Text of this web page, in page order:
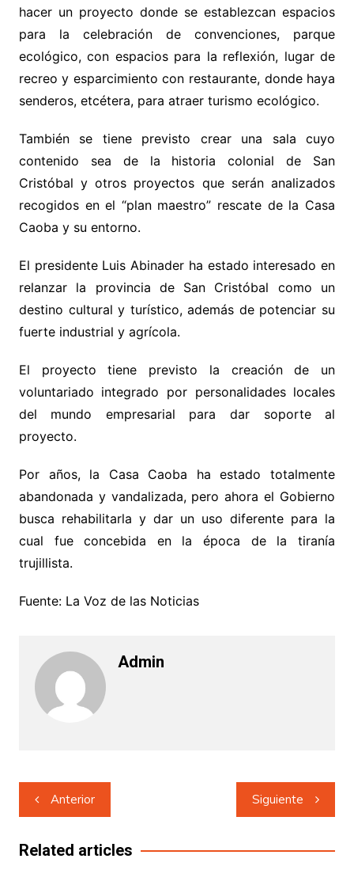
hacer un proyecto donde se establezcan espacios
para la celebración de convenciones, parque
ecológico, con espacios para la reflexión, lugar de
recreo y esparcimiento con restaurante, donde haya
senderos, etcétera, para atraer turismo ecológico.
También se tiene previsto crear una sala cuyo
contenido sea de la historia colonial de San
Cristóbal y otros proyectos que serán analizados
recogidos en el “plan maestro” rescate de la Casa
Caoba y su entorno.
El presidente Luis Abinader ha estado interesado en
relanzar la provincia de San Cristóbal como un
destino cultural y turístico, además de potenciar su
fuerte industrial y agrícola.
El proyecto tiene previsto la creación de un
voluntariado integrado por personalidades locales
del mundo empresarial para dar soporte al
proyecto.
Por años, la Casa Caoba ha estado totalmente
abandonada y vandalizada, pero ahora el Gobierno
busca rehabilitarla y dar un uso diferente para la
cual fue concebida en la época de la tiranía
trujillista.
Fuente: La Voz de las Noticias
Admin
Navegación
de
entradas
Anterior Siguiente
Related articles